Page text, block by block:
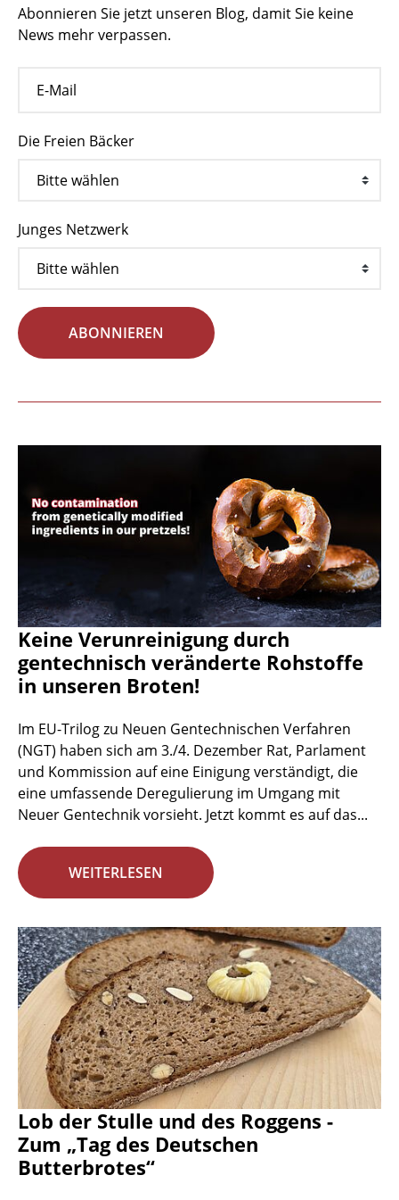
Abonnieren Sie jetzt unseren Blog, damit Sie keine
News mehr verpassen.
Die Freien Bäcker
Junges Netzwerk
ABONNIEREN
Keine Verunreinigung durch
gentechnisch veränderte Rohstoffe
in unseren Broten!
Im EU-Trilog zu Neuen Gentechnischen Verfahren
(NGT) haben sich am 3./4. Dezember Rat, Parlament
und Kommission auf eine Einigung verständigt, die
eine umfassende Deregulierung im Umgang mit
Neuer Gentechnik vorsieht. Jetzt kommt es auf das...
WEITERLESEN
Lob der Stulle und des Roggens -
Zum „Tag des Deutschen
Butterbrotes“